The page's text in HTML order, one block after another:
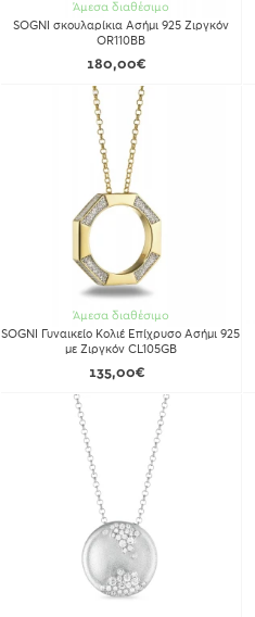
Άμεσα διαθέσιμο
SOGNI σκουλαρίκια Ασήμι 925 Ζιργκόν
OR110BB
180,00€
Άμεσα διαθέσιμο
SOGNI Γυναικείο Κολιέ Επίχρυσο Ασήμι 925
με Ζιργκόν CL105GB
135,00€